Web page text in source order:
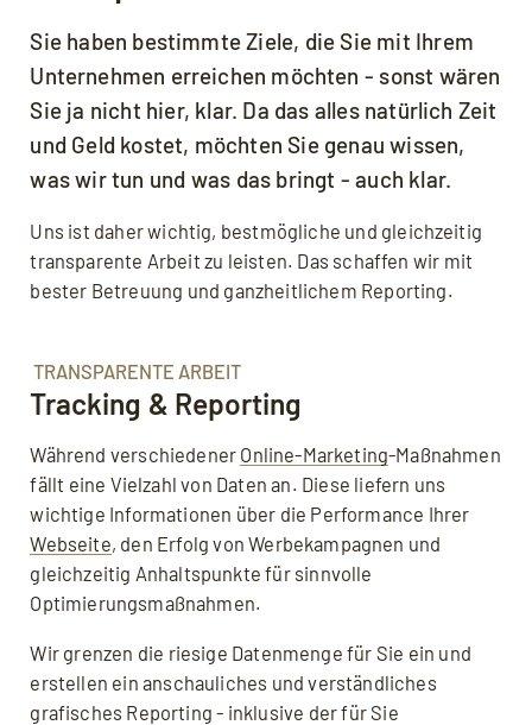
Sie haben bestimmte Ziele, die Sie mit Ihrem
Unternehmen erreichen möchten - sonst wären
Sie ja nicht hier, klar. Da das alles natürlich Zeit
und Geld kostet, möchten Sie genau wissen,
was wir tun und was das bringt - auch klar.
Uns ist daher wichtig, bestmögliche und gleichzeitig
transparente Arbeit zu leisten. Das schaffen wir mit
bester Betreuung und ganzheitlichem Reporting.
TRANSPARENTE ARBEIT
Tracking & Reporting
Während verschiedener Online-Marketing-Maßnahmen
fällt eine Vielzahl von Daten an. Diese liefern uns
wichtige Informationen über die Performance Ihrer
Webseite, den Erfolg von Werbekampagnen und
gleichzeitig Anhaltspunkte für sinnvolle
Optimierungsmaßnahmen.
Wir grenzen die riesige Datenmenge für Sie ein und
erstellen ein anschauliches und verständliches
grafisches Reporting - inklusive der für Sie